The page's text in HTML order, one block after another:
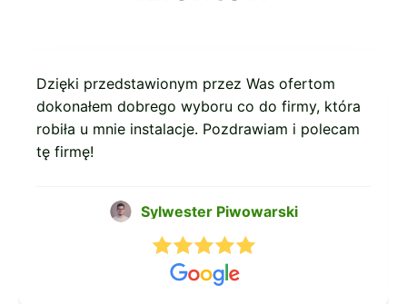
Dzięki przedstawionym przez Was ofertom
dokonałem dobrego wyboru co do firmy, która
robiła u mnie instalacje. Pozdrawiam i polecam
tę firmę!
Sylwester Piwowarski